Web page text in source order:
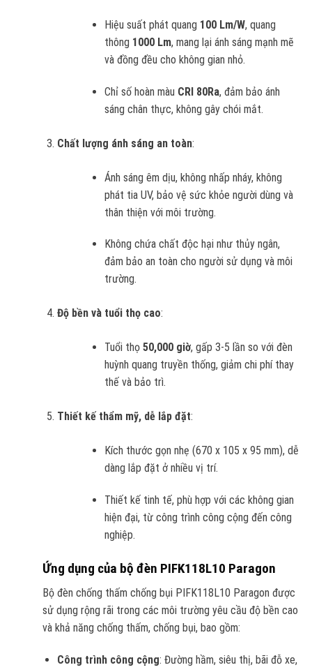
Hiệu suất phát quang 100 Lm/W, quang
thông 1000 Lm, mang lại ánh sáng mạnh mẽ
và đồng đều cho không gian nhỏ.
Chỉ số hoàn màu CRI 80Ra, đảm bảo ánh
sáng chân thực, không gây chói mắt.
Chất lượng ánh sáng an toàn:
Ánh sáng êm dịu, không nhấp nháy, không
phát tia UV, bảo vệ sức khỏe người dùng và
thân thiện với môi trường.
Không chứa chất độc hại như thủy ngân,
đảm bảo an toàn cho người sử dụng và môi
trường.
Độ bền và tuổi thọ cao:
Tuổi thọ50,000 giờ, gấp 3-5 lần so với đèn
huỳnh quang truyền thống, giảm chi phí thay
thế và bảo trì.
Thiết kế thẩm mỹ, dễ lắp đặt:
Kích thước gọn nhẹ (670 x 105 x 95 mm), dễ
dàng lắp đặt ở nhiều vị trí.
Thiết kế tinh tế, phù hợp với các không gian
hiện đại, từ công trình công cộng đến công
nghiệp.
Ứng dụng của bộ đèn PIFK118L10 Paragon
Bộ đèn chống thấm chống bụi PIFK118L10 Paragon được
sử dụng rộng rãi trong các môi trường yêu cầu độ bền cao
và khả năng chống thấm, chống bụi, bao gồm:
Công trình công cộng: Đường hầm, siêu thị, bãi đỗ xe,